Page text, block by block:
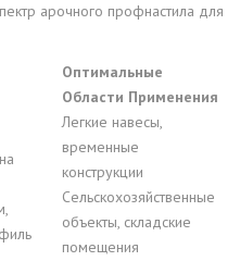
арочного профнастила для
Оптимальные
Области Применения
Легкие навесы,
временные
конструкции
Сельскохозяйственные
объекты, складские
помещения